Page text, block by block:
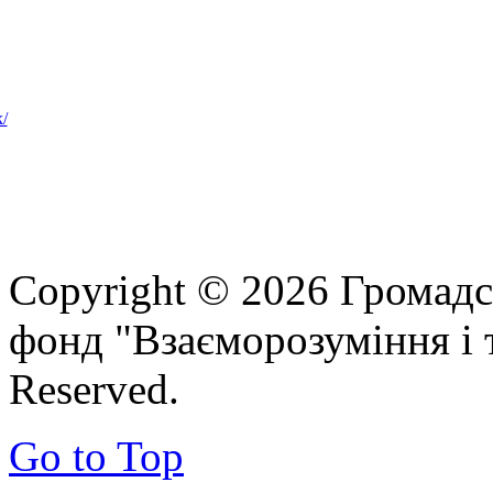
Copyright © 2026
фонд "Взаєморозуміння і
Reserved.
Go to Top